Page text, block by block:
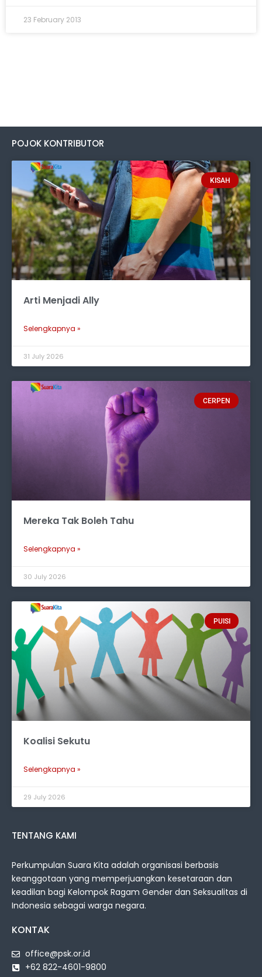
23 February 2013
POJOK KONTRIBUTOR
KISAH
Arti Menjadi Ally
Selengkapnya »
31 July 2026
CERPEN
Mereka Tak Boleh Tahu
Selengkapnya »
30 July 2026
PUISI
Koalisi Sekutu
Selengkapnya »
29 July 2026
TENTANG KAMI
Perkumpulan Suara Kita adalah organisasi berbasis
keanggotaan yang memperjuangkan kesetaraan dan
keadilan bagi Kelompok Ragam Gender dan Seksualitas di
Indonesia sebagai warga negara.
KONTAK
office@psk.or.id
+62 822-4601-9800